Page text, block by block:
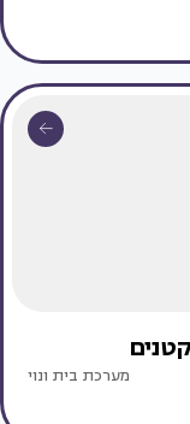
מערכת בית ונוי